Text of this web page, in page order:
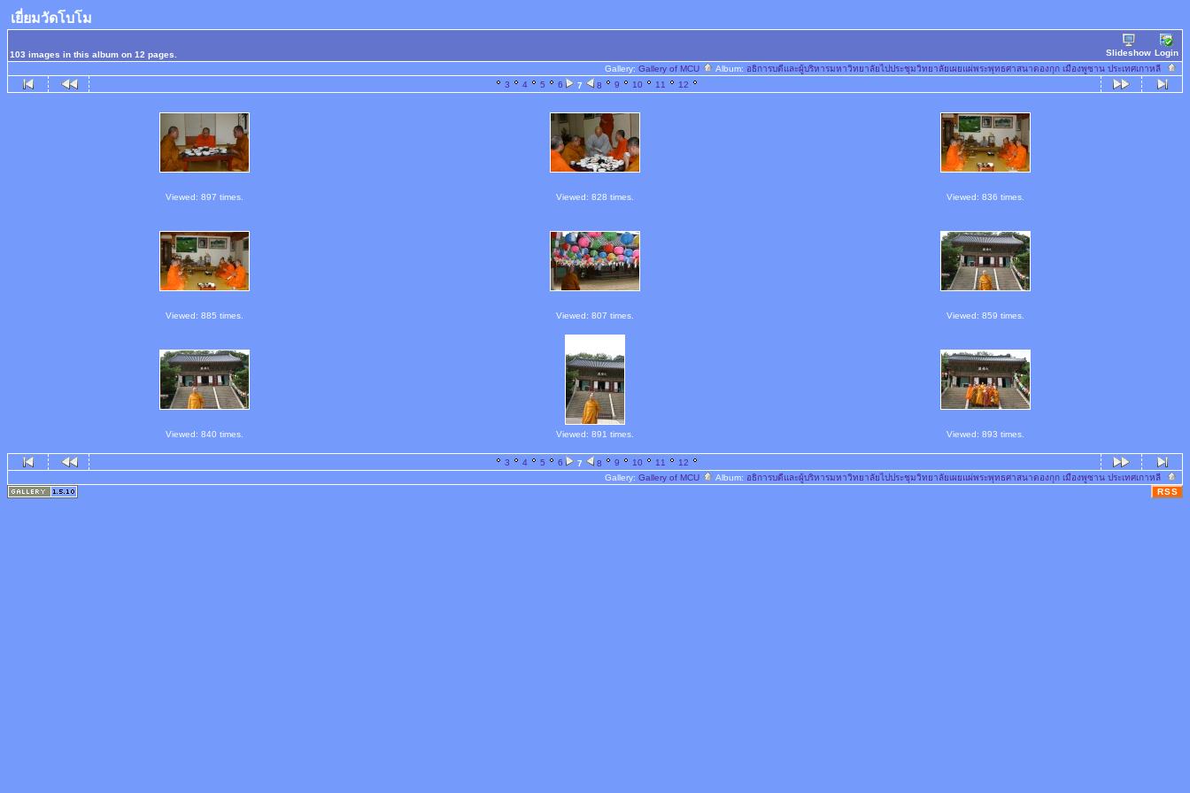
เยี่ยมวัดโบโม
103 images in this album on 12 pages. Slideshow Login
Gallery: Gallery of MCU Album: อธิการบดีและผู้บริหารมหาวิทยาลัยไปประชุมวิทยาลัยเผยแผ่พระพุทธศาสนาดองกุก เมืองพูซาน ประเทศเกาหลี
3
4 5 6 7 8 9 10 11 12
Viewed: 897 times. Viewed: 828 times. Viewed: 836 times.
Viewed: 885 times. Viewed: 807 times. Viewed: 859 times.
Viewed: 840 times. Viewed: 891 times. Viewed: 893 times.
3 4 5 6 7 8 9 10 11
12
Gallery: Gallery of MCU Album: อธิการบดีและผู้บริหารมหาวิทยาลัยไปประชุมวิทยาลัยเผยแผ่พระพุทธศาสนาดองกุก เมืองพูซาน ประเทศเกาหลี
RSS